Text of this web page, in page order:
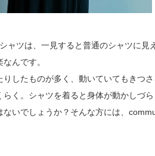
ャツは、一見すると普通のシャツに見
んです。
りしたものが多く、動いていてもきつ
らく。シャツを着ると身体が動かしづ
ないでしょうか？そんな方には、